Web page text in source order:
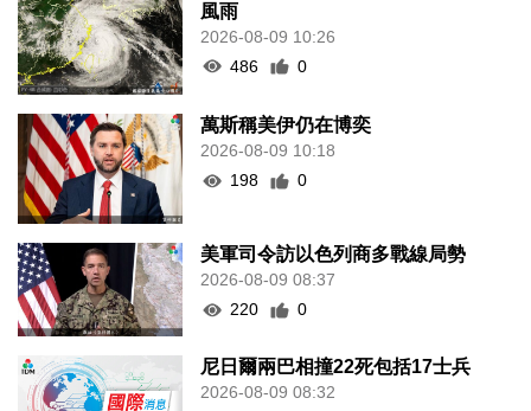
風雨
2026-08-09 10:26
486
0
萬斯稱美伊仍在博奕
2026-08-09 10:18
198
0
美軍司令訪以色列商多戰線局勢
2026-08-09 08:37
220
0
尼日爾兩巴相撞22死包括17士兵
2026-08-09 08:32